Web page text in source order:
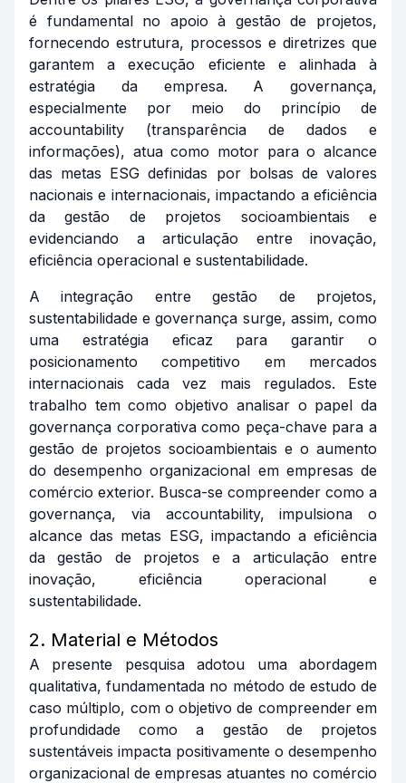
é fundamental no apoio à gestão de projetos,
fornecendo estrutura, processos e diretrizes que
garantem a execução eficiente e alinhada à
estratégia da empresa. A governança,
especialmente por meio do princípio de
accountability (transparência de dados e
informações), atua como motor para o alcance
das metas ESG definidas por bolsas de valores
nacionais e internacionais, impactando a eficiência
da gestão de projetos socioambientais e
evidenciando a articulação entre inovação,
eficiência operacional e sustentabilidade.
A integração entre gestão de projetos,
sustentabilidade e governança surge, assim, como
uma estratégia eficaz para garantir o
posicionamento competitivo em mercados
internacionais cada vez mais regulados. Este
trabalho tem como objetivo analisar o papel da
governança corporativa como peça-chave para a
gestão de projetos socioambientais e o aumento
do desempenho organizacional em empresas de
comércio exterior. Busca-se compreender como a
governança, via accountability, impulsiona o
alcance das metas ESG, impactando a eficiência
da gestão de projetos e a articulação entre
inovação, eficiência operacional e
sustentabilidade.
2. Material e Métodos
A presente pesquisa adotou uma abordagem
qualitativa, fundamentada no método de estudo de
caso múltiplo, com o objetivo de compreender em
profundidade como a gestão de projetos
sustentáveis impacta positivamente o desempenho
organizacional de empresas atuantes no comércio